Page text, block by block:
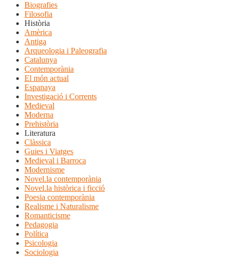
Biografies
Filosofia
Història
Amèrica
Antiga
Arqueologia i Paleografia
Catalunya
Contemporània
El món actual
Espanaya
Investigació i Corrents
Medieval
Moderna
Prehistòria
Literatura
Clàssica
Guies i Viatges
Medieval i Barroca
Modernisme
Novel.la contemporània
Novel.la històrica i ficció
Poesia contemporània
Realisme i Naturalisme
Romanticisme
Pedagogia
Política
Psicologia
Sociologia